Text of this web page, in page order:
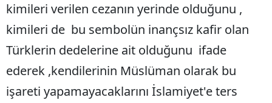
Konya
Kütahya
Malatya
Manisa
kimileri verilen cezanın yerinde olduğunu ,
kimileri de bu sembolün inançsız kafir olan
Türklerin dedelerine ait olduğunu ifade
ederek ,kendilerinin Müslüman olarak bu
işareti yapamayacaklarını İslamiyet'e ters